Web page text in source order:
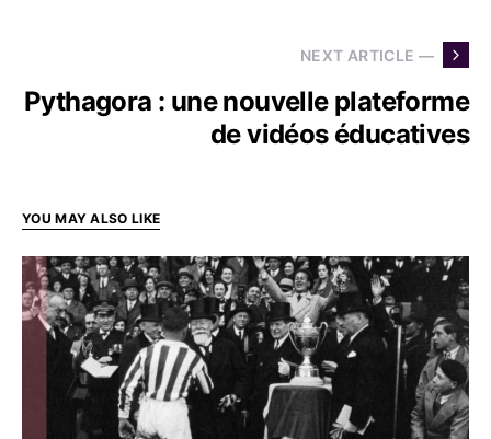
NEXT ARTICLE —
Pythagora : une nouvelle plateforme
de vidéos éducatives
YOU MAY ALSO LIKE